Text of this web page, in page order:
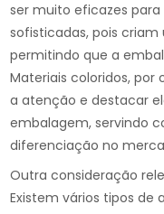
ser muito eficazes
sofisticadas, pois
permitindo que a
Materiais coloridos,
a atenção e destacar
embalagem, servindo
diferenciação no
Outra consideração
Existem vários tipos de